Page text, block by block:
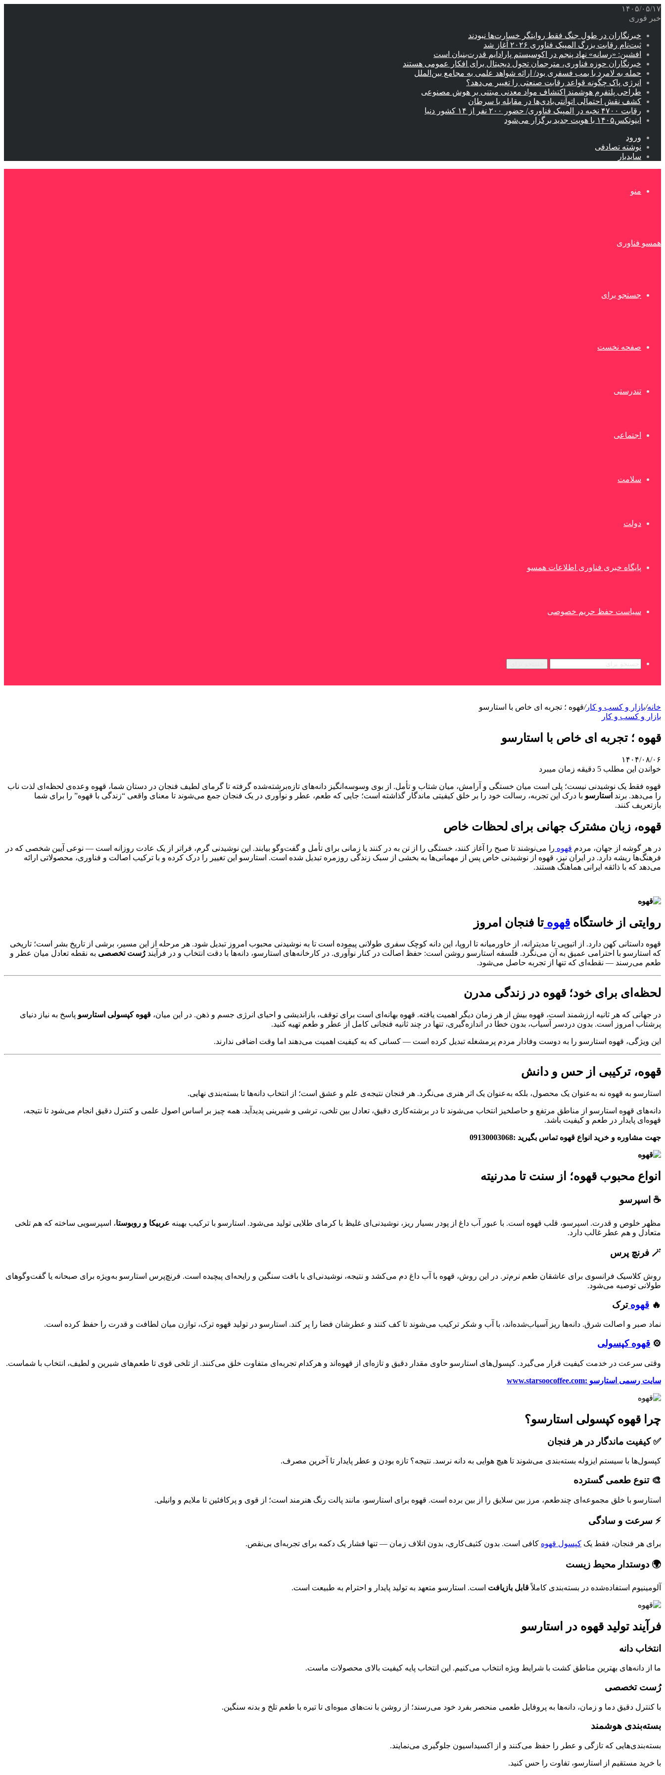
۱۴۰۵/۰۵/۱۷
خبر فوری
خبرنگاران در طول جنگ فقط روایتگر خسارت‌ها نبودند
ثبت‌نام رقابت بزرگ المپیک فناوری ۲۰۲۶ آغاز شد
افشین: «رسانه» نهاد پنجم در اکوسیستم پارادایم قدرت‌بنیان است
خبرنگاران حوزه فناوری، مترجمان تحول دیجیتال برای افکار عمومی هستند
حمله به لامرد با بمب فسفری بود/ ارائه شواهد علمی به مجامع بین‌الملل
انرژی پاک چگونه قواعد رقابت صنعتی را تغییر می‌دهد؟
طراحی پلتفرم هوشمند اکتشاف مواد معدنی مبتنی بر هوش مصنوعی
کشف نقش احتمالی اتوآنتی‌بادی‌ها در مقابله با سرطان
رقابت ۴۷۰۰ نخبه در المپیک فناوری/ حضور ۲۰۰ نفر از ۱۴ کشور دنیا
اینوتکس۱۴۰۵ با هویت جدید برگزار می‌شود
ورود
نوشته تصادفی
سایدبار
منو
همسو فناوری
جستجو برای
صفحه نخست
تندرستی
اجتماعی
سلامت
دولت
پایگاه خبری فناوری اطلاعات همسو
سیاست حفظ حریم خصوصی
خانه/بازار و کسب و کار/قهوه ؛ تجربه ای خاص با استارسو
بازار و کسب و کار
قهوه ؛ تجربه ای خاص با استارسو
۱۴۰۴/۰۸/۰۶
خواندن این مطلب 5 دقیقه زمان میبرد
قهوه فقط یک نوشیدنی نیست؛ پلی است میان خستگی و آرامش، میان شتاب و تأمل. از بوی وسوسه‌انگیز دانه‌های تازه‌برشته‌شده گرفته تا گرمای لطیف فنجان در دستان شما، قهوه وعده‌ی لحظه‌ای لذت ناب
را می‌دهد. برند استارسو با درک این تجربه، رسالت خود را بر خلق کیفیتی ماندگار گذاشته است؛ جایی که طعم، عطر و نوآوری در یک فنجان جمع می‌شوند تا معنای واقعی “زندگی با قهوه” را برای شما
بازتعریف کنند.
قهوه، زبان مشترک جهانی برای لحظات خاص
در هر گوشه از جهان، مردم قهوه را می‌نوشند تا صبح را آغاز کنند، خستگی را از تن به در کنند یا زمانی برای تأمل و گفت‌وگو بیابند. این نوشیدنی گرم، فراتر از یک عادت روزانه است — نوعی آیین شخصی که در
فرهنگ‌ها ریشه دارد. در ایران نیز، قهوه از نوشیدنی خاص پس از مهمانی‌ها به بخشی از سبک زندگی روزمره تبدیل شده است. استارسو این تغییر را درک کرده و با ترکیب اصالت و فناوری، محصولاتی ارائه
می‌دهد که با ذائقه ایرانی هماهنگ هستند.
روایتی از خاستگاه قهوه تا فنجان امروز
قهوه داستانی کهن دارد. از اتیوپی تا مدیترانه، از خاورمیانه تا اروپا، این دانه کوچک سفری طولانی پیموده است تا به نوشیدنی محبوب امروز تبدیل شود. هر مرحله از این مسیر، برشی از تاریخ بشر است؛ تاریخی
که استارسو با احترامی عمیق به آن می‌نگرد. فلسفه استارسو روشن است: حفظ اصالت در کنار نوآوری. در کارخانه‌های استارسو، دانه‌ها با دقت انتخاب و در فرآیند رُست تخصصی به نقطه تعادل میان عطر و
طعم می‌رسند — نقطه‌ای که تنها از تجربه حاصل می‌شود.
لحظه‌ای برای خود؛ قهوه در زندگی مدرن
در جهانی که هر ثانیه ارزشمند است، قهوه بیش از هر زمان دیگر اهمیت یافته. قهوه بهانه‌ای است برای توقف، بازاندیشی و احیای انرژی جسم و ذهن. در این میان، قهوه کپسولی استارسو پاسخ به نیاز دنیای
پرشتاب امروز است. بدون دردسر آسیاب، بدون خطا در اندازه‌گیری، تنها در چند ثانیه فنجانی کامل از عطر و طعم تهیه کنید.
این ویژگی، قهوه استارسو را به دوست وفادار مردم پرمشغله تبدیل کرده است — کسانی که به کیفیت اهمیت می‌دهند اما وقت اضافی ندارند.
قهوه، ترکیبی از حس و دانش
استارسو به قهوه نه به‌عنوان یک محصول، بلکه به‌عنوان یک اثر هنری می‌نگرد. هر فنجان نتیجه‌ی علم و عشق است؛ از انتخاب دانه‌ها تا بسته‌بندی نهایی.
دانه‌های قهوه استارسو از مناطق مرتفع و حاصلخیز انتخاب می‌شوند تا در برشته‌کاری دقیق، تعادل بین تلخی، ترشی و شیرینی پدیدآید. همه چیز بر اساس اصول علمی و کنترل دقیق انجام می‌شود تا نتیجه،
قهوه‌ای پایدار در طعم و کیفیت باشد.
جهت مشاوره و خرید انواع قهوه تماس بگیرید :09130003068
انواع محبوب قهوه؛ از سنت تا مدرنیته
☕ اسپرسو
مظهر خلوص و قدرت. اسپرسو، قلب قهوه است. با عبور آب داغ از پودر بسیار ریز، نوشیدنی‌ای غلیظ با کرمای طلایی تولید می‌شود. استارسو با ترکیب بهینه عربیکا و روبوستا، اسپرسویی ساخته که هم تلخی
متعادل و هم عطر غالب دارد.
🪄 فرنچ پرس
روش کلاسیک فرانسوی برای عاشقان طعم نرم‌تر. در این روش، قهوه با آب داغ دم می‌کشد و نتیجه، نوشیدنی‌ای با بافت سنگین و رایحه‌ای پیچیده است. فرنچ‌پرس استارسو به‌ویژه برای صبحانه یا گفت‌وگوهای
طولانی توصیه می‌شود.
🔥 قهوهترک
نماد صبر و اصالت شرق. دانه‌ها ریز آسیاب‌شده‌اند، با آب و شکر ترکیب می‌شوند تا کف کنند و عطرشان فضا را پر کند. استارسو در تولید قهوه ترک، توازن میان لطافت و قدرت را حفظ کرده است.
⚙️ قهوه کپسولی
وقتی سرعت در خدمت کیفیت قرار می‌گیرد. کپسول‌های استارسو حاوی مقدار دقیق و تازه‌ای از قهوه‌اند و هرکدام تجربه‌ای متفاوت خلق می‌کنند. از تلخی قوی تا طعم‌های شیرین و لطیف، انتخاب با شماست.
سایت رسمی استارسو :www.starsoocoffee.com
چرا قهوه کپسولی استارسو؟
✅ کیفیت ماندگار در هر فنجان
کپسول‌ها با سیستم ایزوله بسته‌بندی می‌شوند تا هیچ هوایی به دانه نرسد. نتیجه؟ تازه بودن و عطر پایدار تا آخرین مصرف.
🎨 تنوع طعمی گسترده
استارسو با خلق مجموعه‌ای چندطعم، مرز بین سلایق را از بین برده است. قهوه برای استارسو، مانند پالت رنگ هنرمند است؛ از قوی و پرکافئین تا ملایم و وانیلی.
⚡ سرعت و سادگی
برای هر فنجان، فقط یک کپسول قهوه کافی است. بدون کثیف‌کاری، بدون اتلاف زمان — تنها فشار یک دکمه برای تجربه‌ای بی‌نقص.
🌍 دوستدار محیط زیست
آلومینیوم استفاده‌شده در بسته‌بندی کاملاًقابل بازیافت است. استارسو متعهد به تولید پایدار و احترام به طبیعت است.
فرآیند تولید قهوه در استارسو
انتخاب دانه
ما از دانه‌های بهترین مناطق کشت با شرایط ویژه انتخاب می‌کنیم. این انتخاب پایه کیفیت بالای محصولات ماست.
رُست تخصصی
با کنترل دقیق دما و زمان، دانه‌ها به پروفایل طعمی منحصر بفرد خود می‌رسند؛ از روشن با نت‌های میوه‌ای تا تیره با طعم تلخ و بدنه سنگین.
بسته‌بندی هوشمند
بسته‌بندی‌هایی که تازگی و عطر را حفظ می‌کنند و از اکسیداسیون جلوگیری می‌نمایند.
با خرید مستقیم از استارسو، تفاوت را حس کنید.